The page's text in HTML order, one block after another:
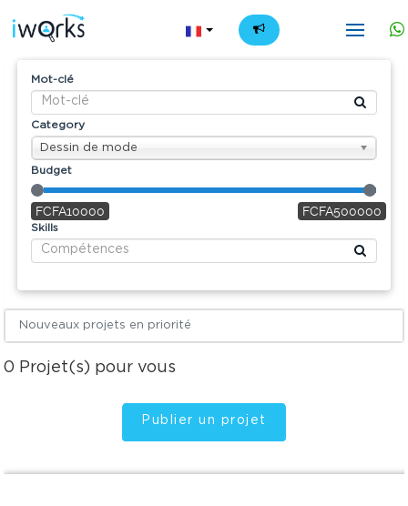
FR
Mot-clé
Category
Dessin de mode
Budget
FCFA10000 FCFA500000
Skills
Nouveaux projets en priorité
0 Projet(s) pour vous
Publier un projet